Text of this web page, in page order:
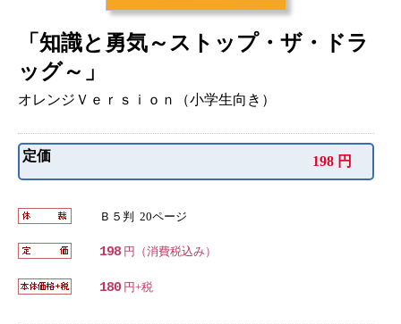
「知識と勇気～ストップ・ザ・ドラ
ッグ～」
オレンジＶｅｒｓｉｏｎ（小学生向き）
定価 198 円
Ｂ５判 20ページ
198 円（消費税込み）
180 円+税